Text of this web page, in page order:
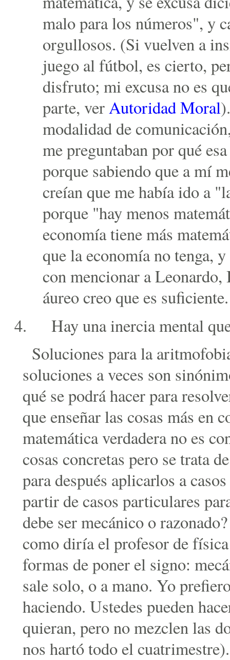
malo para los números", y
orgullosos. (Si vuelven a
juego al fútbol, es cierto,
disfruto; mi excusa no es
parte, verAutoridad Moral
modalidad de
me preguntaban por qué
porque sabiendo que a mí
creían que me había ido a
porque "hay menos
economía tiene más
que la economía no tenga,
con mencionar a
áureo creo que es suficiente.
Hay una inercia mental
Soluciones para la
soluciones a veces son
qué se podrá hacer para
que enseñar las cosas más en
matemática verdadera no es
cosas concretas pero se trata
para después aplicarlos a
partir de casos particulares
debe ser mecánico o
como diría el profesor de
formas de poner el signo:
sale solo, o a mano. Yo
haciendo. Ustedes pueden
quieran, pero no mezclen las
nos hartó todo el cuatrimestre).